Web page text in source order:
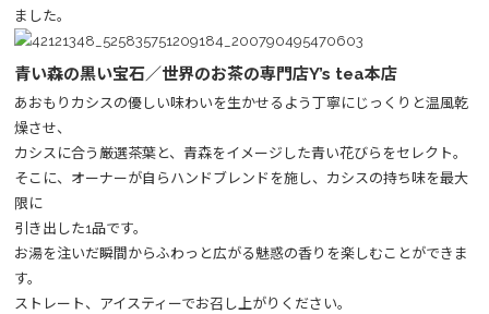
ました。
青い森の黒い宝石／世界のお茶の専門店Y’s tea本店
あおもりカシスの優しい味わいを生かせるよう丁寧にじっくりと温風乾
燥させ、
カシスに合う厳選茶葉と、青森をイメージした青い花びらをセレクト。
そこに、オーナーが自らハンドブレンドを施し、カシスの持ち味を最大
限に
引き出した1品です。
お湯を注いだ瞬間からふわっと広がる魅惑の香りを楽しむことができま
す。
ストレート、アイスティーでお召し上がりください。